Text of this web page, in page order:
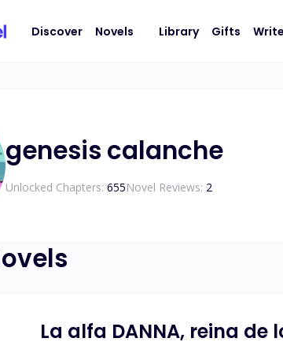
Discover Novels Library Gifts
genesis calanche
Unlocked Chapters: 655Novel Reviews: 2
La alfa DANNA, reina